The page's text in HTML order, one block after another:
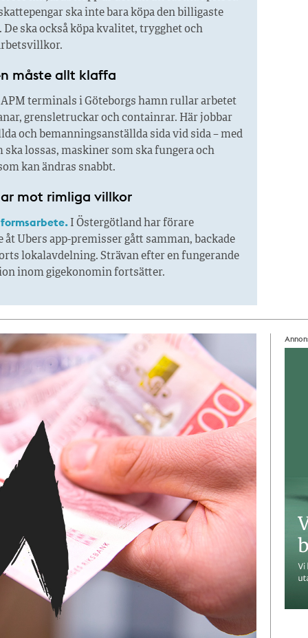
ska inte bara köpa den billigaste
De ska också köpa kvalitet, trygghet och
måste allt klaffa
terminals i Göteborgs hamn rullar arbetet
grensletruckar och containrar. Här jobbar
och bemanningsanställda sida vid sida – med
ska lossas, maskiner som ska fungera och
kan ändras snabbt.
mot rimliga villkor
I Östergötland har förare
åt Ubers app-premisser gått samman, backade
lokalavdelning. Strävan efter en fungerande
inom gigekonomin fortsätter.